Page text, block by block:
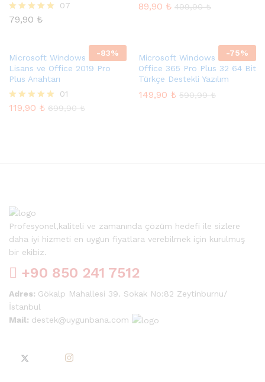
5 üzerinden
07
79,90 ₺
5 üzerinden
89,90 ₺ 499,90₺
-83%
Microsoft Windows 11 Pro
Lisans ve Office 2019 Pro
Plus Anahtarı
5 üzerinden
01
119,90 ₺ 699,90₺
-75%
Microsoft Windows 10 Home
Office 365 Pro Plus 32 64 Bit
Türkçe Destekli Yazılım
149,90 ₺ 590,99₺
Profesyonel,kaliteli ve zamanında çözüm hedefi ile sizlere
daha iyi hizmeti en uygun fiyatlara verebilmek için kurulmuş
bir ekibiz.
+90 850 241 7512
Adres: Gökalp Mahallesi 39. Sokak No:82 Zeytinburnu/
İstanbul
Mail: destek@uygunbana.com